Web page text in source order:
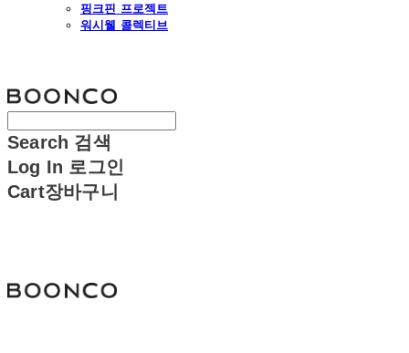
핑크핀 프로젝트
워시웰 콜렉티브
Search 검색
Log In 로그인
Cart장바구니